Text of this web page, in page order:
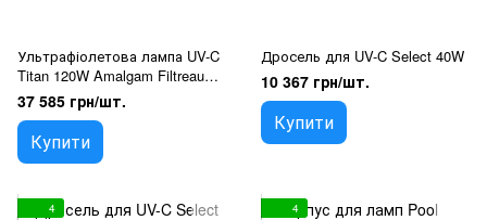
Ультрафіолетова лампа UV-C
Titan 120W Amalgam Filtreau
Нідерланди з контролером
випромінення для басейнів
37 585 грн/шт.
Купити
Дросель для UV-C Select 40W
10 367 грн/шт.
Купити
4
4